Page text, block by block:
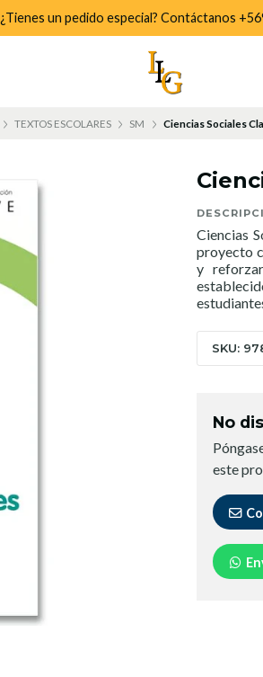
¿Tienes un pedido especial? Contáctanos
TEXTOS ESCOLARES SM Ciencias Sociales
Ciencias
proyecto
y
SKU:
No
este